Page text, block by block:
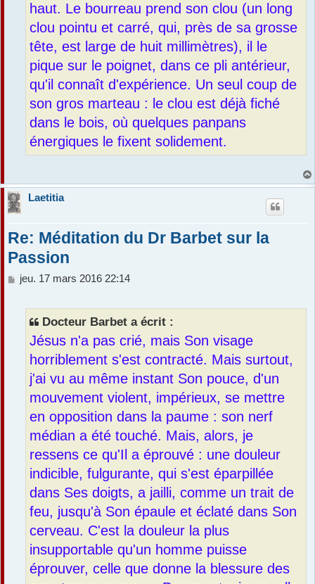
haut. Le bourreau prend son clou (un long
clou pointu et carré, qui, près de sa grosse
tête, est large de huit millimètres), il le
pique sur le poignet, dans ce pli antérieur,
qu'il connaît d'expérience. Un seul coup de
son gros marteau : le clou est déjà fiché
dans le bois, où quelques panpans
énergiques le fixent solidement.
Laetitia
Re: Méditation du Dr Barbet sur la
Passion
M
jeu. 17 mars 2016 22:14
Docteur Barbet a écrit :
Jésus n'a pas crié, mais Son visage
horriblement s'est contracté. Mais surtout,
j'ai vu au même instant Son pouce, d'un
mouvement violent, impérieux, se mettre
en opposition dans la paume : son nerf
médian a été touché. Mais, alors, je
ressens ce qu'Il a éprouvé : une douleur
indicible, fulgurante, qui s'est éparpillée
dans Ses doigts, a jailli, comme un trait de
feu, jusqu'à Son épaule et éclaté dans Son
cerveau. C'est la douleur la plus
insupportable qu'un homme puisse
éprouver, celle que donne la blessure des